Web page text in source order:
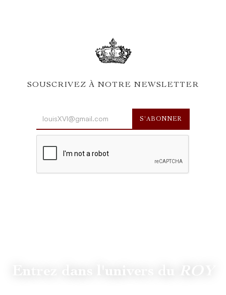
SOUSCRIVEZ À NOTRE NEWSLETTER
ROY